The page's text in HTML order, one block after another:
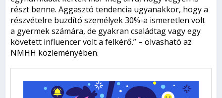
részt benne. Aggasztó tendencia ugyanakkor, hogy a
részvételre buzdító személyek 30%-a ismeretlen volt
a gyermek számára, de gyakran családtag vagy egy
követett influencer volt a felkérő.” – olvasható az
NMHH közleményében.